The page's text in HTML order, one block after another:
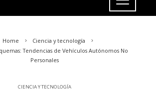
Home
Ciencia y tecnología
Tendencias de Vehículos Autónomos No
Personales
CIENCIA Y TECNOLOGÍA